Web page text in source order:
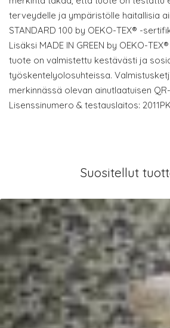
terveydelle ja ympäristölle haitallisia
STANDARD 100 by OEKO-TEX® -
Lisäksi MADE IN GREEN by OEKO-
tuote on valmistettu kestävästi ja
työskentelyolosuhteissa.
merkinnässä olevan ainutlaatuisen
Lisenssinumero & testauslaitos:
Suositellut